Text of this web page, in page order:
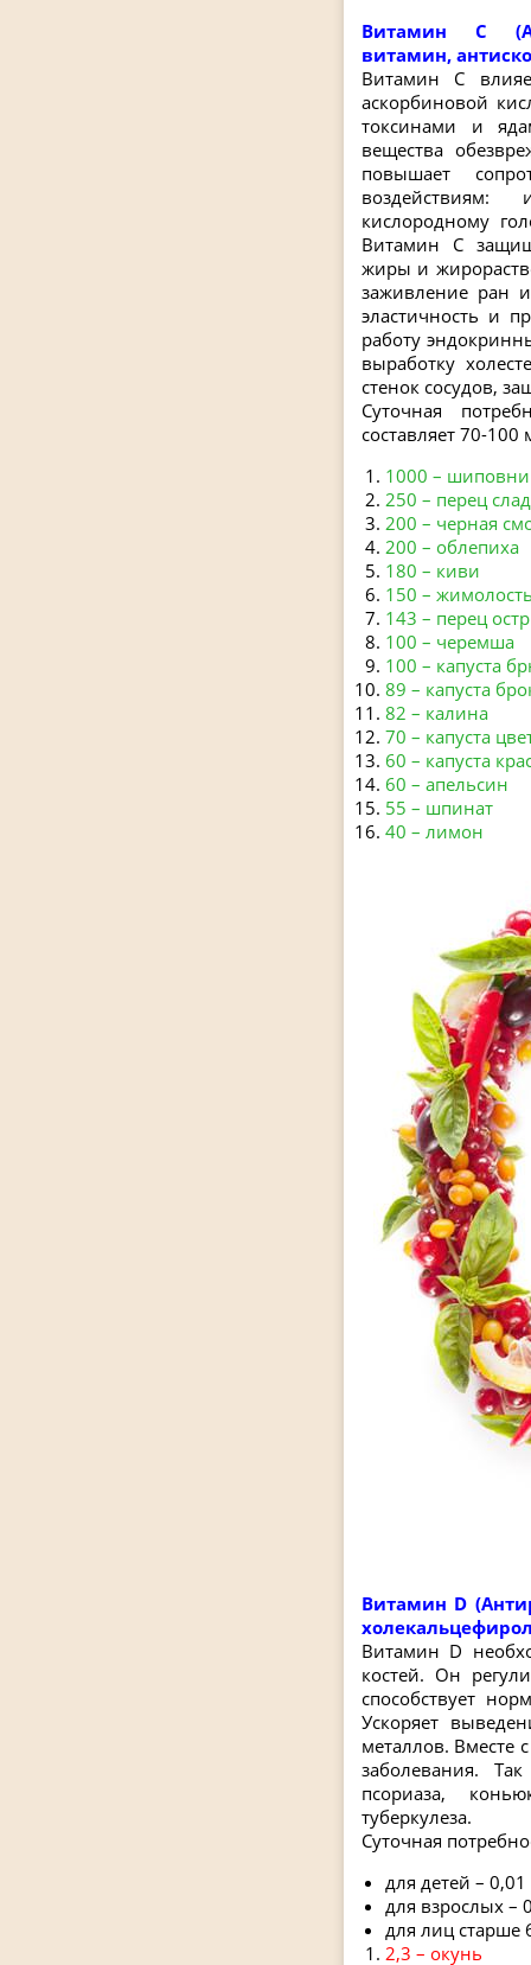
Витамин С
витамин,
Витамин С
аскорбиновой
токсинами и
вещества
повышает
воздействиям:
кислородному
Витамин С
жиры и
заживление ран
эластичность и
работу
выработку
стенок сосудов,
Суточная
составляет 70-100
1000 –
250 – перец
200 – черная
200 – облепиха
180 – киви
150 –
143 – перец
100 – черемша
100 – капуста
89 – капуста
82 – калина
70 – капуста
60 – капуста
60 – апельсин
55 – шпинат
40 – лимон
Витамин D
Витамин D
костей. Он
способствует
Ускоряет
металлов. Вместе
заболевания.
псориаза,
туберкулеза.
Суточная
для детей – 0,01
для взрослых –
для лиц старше
2,3 – окунь